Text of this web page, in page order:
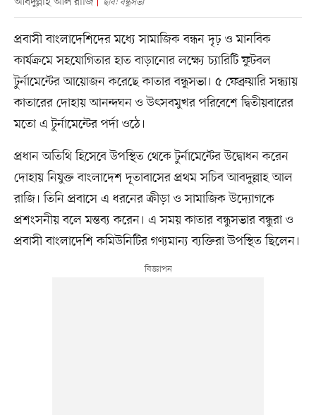
প্রবাসী বাংলাদেশিদের মধ্যে সামাজিক বন্ধন দৃঢ় ও মানবিক
কার্যক্রমে সহযোগিতার হাত বাড়ানোর লক্ষ্যে চ্যারিটি ফুটবল
টুর্নামেন্টের আয়োজন করেছে কাতার বন্ধুসভা। ৫ ফেব্রুয়ারি সন্ধ্যায়
কাতারের দোহায় আনন্দঘন ও উৎসবমুখর পরিবেশে দ্বিতীয়বারের
মতো এ টুর্নামেন্টের পর্দা ওঠে।
প্রধান অতিথি হিসেবে উপস্থিত থেকে টুর্নামেন্টের উদ্বোধন করেন
দোহায় নিযুক্ত বাংলাদেশ দূতাবাসের প্রথম সচিব আবদুল্লাহ আল
রাজি। তিনি প্রবাসে এ ধরনের ক্রীড়া ও সামাজিক উদ্যোগকে
প্রশংসনীয় বলে মন্তব্য করেন। এ সময় কাতার বন্ধুসভার বন্ধুরা ও
প্রবাসী বাংলাদেশি কমিউনিটির গণ্যমান্য ব্যক্তিরা উপস্থিত ছিলেন।